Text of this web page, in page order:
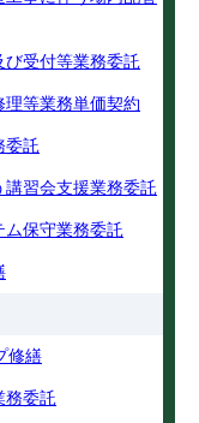
び受付等業務委託
等業務単価契約
委託
習会支援業務委託
ム保守業務委託
修繕
務委託